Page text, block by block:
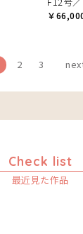
￥
2 3
Check list
最近見た作品